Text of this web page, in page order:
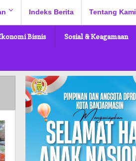
Indeks Berita Tentang Kami
Bisnis Sosial & Keagamaan